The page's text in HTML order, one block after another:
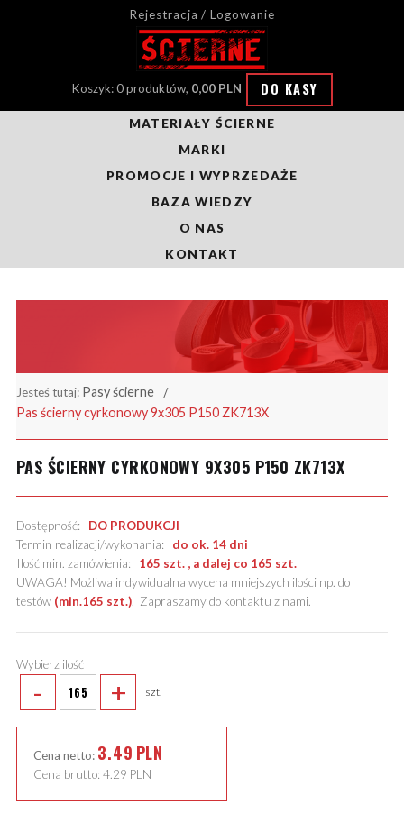
Rejestracja / Logowanie
Koszyk: 0 produktów, 0,00 PLN DO KASY
MATERIAŁY ŚCIERNE
MARKI
PROMOCJE I WYPRZEDAŻE
BAZA WIEDZY
O NAS
KONTAKT
Jesteś tutaj: Pasy ścierne
Pas ścierny cyrkonowy 9x305 P150 ZK713X
PAS ŚCIERNY CYRKONOWY 9X305 P150 ZK713X
Dostępność: DO PRODUKCJI
Termin realizacji/wykonania: do ok. 14 dni
Ilość min. zamówienia: 165 szt. , a dalej co 165 szt.
UWAGA! Możliwa indywidualna wycena mniejszych ilości np. do
testów (min.165 szt.). Zapraszamy do kontaktu z nami.
Wybierz ilość
- + szt.
Cena netto: 3.49 PLN
Cena brutto: 4.29 PLN